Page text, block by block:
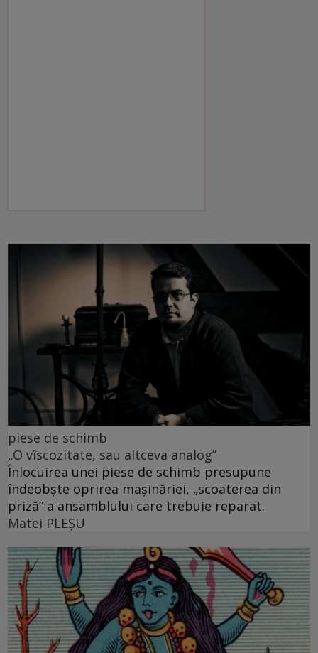
piese de schimb
„O vîscozitate, sau altceva analog”
Înlocuirea unei piese de schimb presupune
îndeobște oprirea mașinăriei, „scoaterea din
priză” a ansamblului care trebuie reparat.
Matei PLEŞU